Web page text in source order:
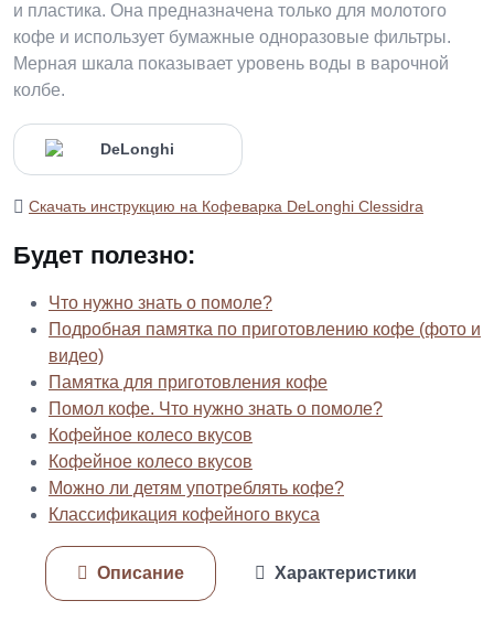
и пластика. Она предназначена только для молотого
кофе и использует бумажные одноразовые фильтры.
Мерная шкала показывает уровень воды в варочной
колбе.
Скачать инструкцию на Кофеварка DeLonghi Clessidra
Будет полезно:
Что нужно знать о помоле?
Подробная памятка по приготовлению кофе (фото и
видео)
Памятка для приготовления кофе
Помол кофе. Что нужно знать о помоле?
Кофейное колесо вкусов
Кофейное колесо вкусов
Можно ли детям употреблять кофе?
Классификация кофейного вкуса
Описание Характеристики